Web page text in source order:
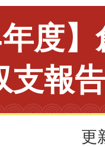
年度
支報告
更